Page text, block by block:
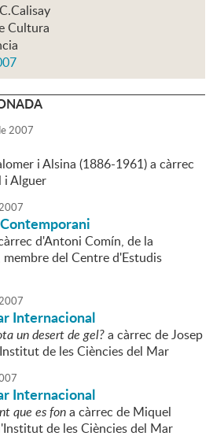
Cultura
2007
i Alsina (1886-1961) a càrrec
i Alguer
d'Antoni Comín, de la
del Centre d'Estudis
Internacional
un desert de gel?a càrrec de Josep
de les Ciències del Mar
Internacional
que es fona càrrec de Miquel
de les Ciències del Mar